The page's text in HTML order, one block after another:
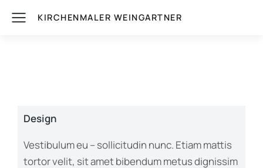
KIRCHENMALER WEINGARTNER
Design
Vestibulum eu – sollicitudin nunc. Etiam mattis
tortor velit, sit amet bibendum metus dignissim